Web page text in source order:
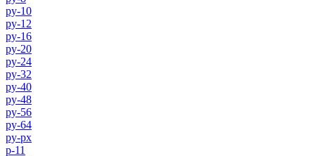
py-10
py-12
py-16
py-20
py-24
py-32
py-40
py-48
py-56
py-64
py-px
p-11